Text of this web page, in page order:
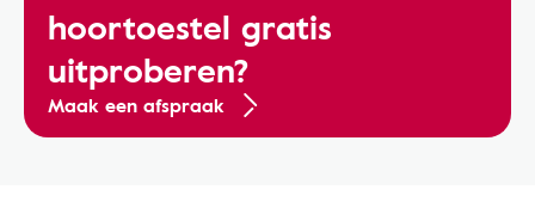
hoortoestel gratis
uitproberen?
Maak een afspraak